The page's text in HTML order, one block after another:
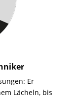
Er
Lächeln, bis